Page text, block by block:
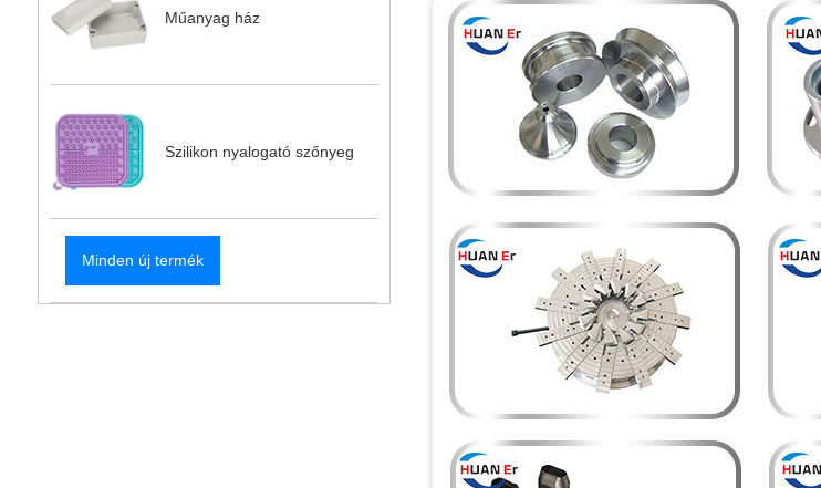
Műanyag ház
Szilikon nyalogató szőnyeg
Minden új termék